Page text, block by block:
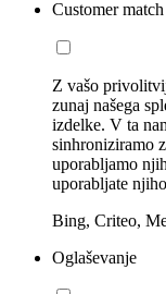
Customer
Z vašo
zunaj našega
izdelke. V ta
sinhroniziramo
uporabljamo
uporabljate
Bing, Criteo,
Oglaševanje